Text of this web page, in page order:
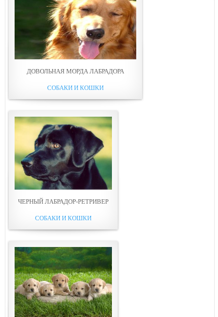
ДОВОЛЬНАЯ МОРДА ЛАБРАДОРА
СОБАКИ И КОШКИ
ЧЕРНЫЙ ЛАБРАДОР-РЕТРИВЕР
СОБАКИ И КОШКИ